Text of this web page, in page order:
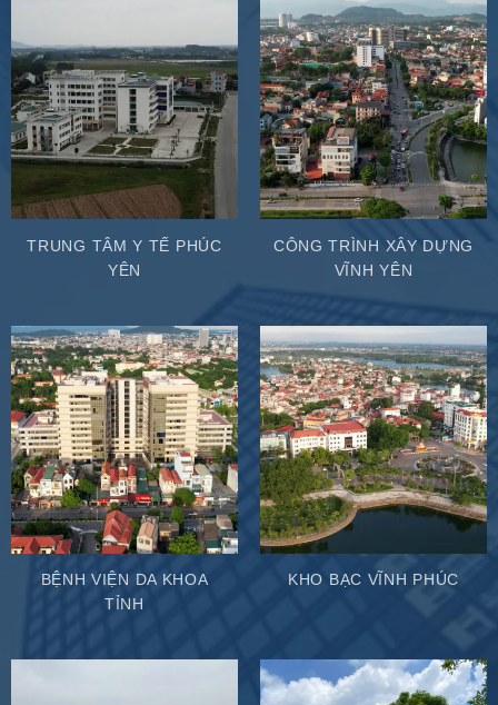
TRUNG TÂM Y TẾ PHÚC
YÊN
CÔNG TRÌNH XÂY DỰNG
VĨNH YÊN
BỆNH VIỆN DA KHOA
TỈNH
KHO BẠC VĨNH PHÚC